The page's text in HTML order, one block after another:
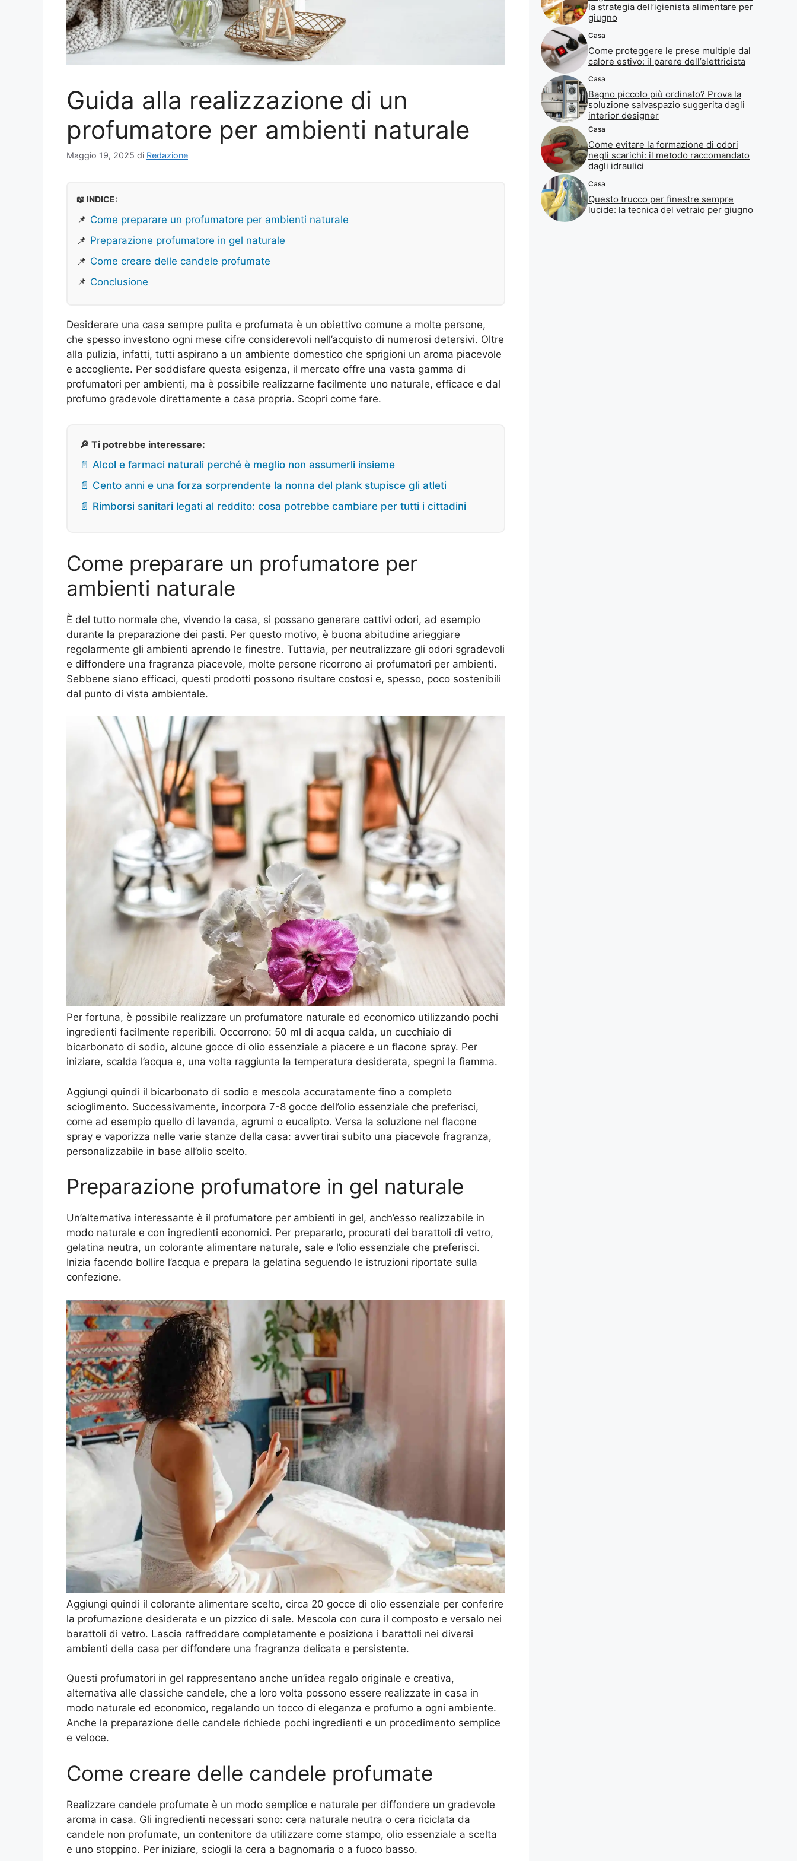
Guida alla realizzazione di un
profumatore per ambienti naturale
Maggio 19, 2025 di Redazione
📖 INDICE:
📌 Come preparare un profumatore per ambienti naturale
📌 Preparazione profumatore in gel naturale
📌 Come creare delle candele profumate
📌 Conclusione
Desiderare una casa sempre pulita e profumata è un obiettivo comune a molte persone,
che spesso investono ogni mese cifre considerevoli nell’acquisto di numerosi detersivi. Oltre
alla pulizia, infatti, tutti aspirano a un ambiente domestico che sprigioni un aroma piacevole
e accogliente. Per soddisfare questa esigenza, il mercato offre una vasta gamma di
profumatori per ambienti, ma è possibile realizzarne facilmente uno naturale, efficace e dal
profumo gradevole direttamente a casa propria. Scopri come fare.
🔎 Ti potrebbe interessare:
📄 Alcol e farmaci naturali perché è meglio non assumerli insieme
📄 Cento anni e una forza sorprendente la nonna del plank stupisce gli atleti
📄 Rimborsi sanitari legati al reddito: cosa potrebbe cambiare per tutti i cittadini
Come preparare un profumatore per
ambienti naturale
È del tutto normale che, vivendo la casa, si possano generare cattivi odori, ad esempio
durante la preparazione dei pasti. Per questo motivo, è buona abitudine arieggiare
regolarmente gli ambienti aprendo le finestre. Tuttavia, per neutralizzare gli odori sgradevoli
e diffondere una fragranza piacevole, molte persone ricorrono ai profumatori per ambienti.
Sebbene siano efficaci, questi prodotti possono risultare costosi e, spesso, poco sostenibili
dal punto di vista ambientale.
Per fortuna, è possibile realizzare un profumatore naturale ed economico utilizzando pochi
ingredienti facilmente reperibili. Occorrono: 50 ml di acqua calda, un cucchiaio di
bicarbonato di sodio, alcune gocce di olio essenziale a piacere e un flacone spray. Per
iniziare, scalda l’acqua e, una volta raggiunta la temperatura desiderata, spegni la fiamma.
Aggiungi quindi il bicarbonato di sodio e mescola accuratamente fino a completo
scioglimento. Successivamente, incorpora 7-8 gocce dell’olio essenziale che preferisci,
come ad esempio quello di lavanda, agrumi o eucalipto. Versa la soluzione nel flacone
spray e vaporizza nelle varie stanze della casa: avvertirai subito una piacevole fragranza,
personalizzabile in base all’olio scelto.
Preparazione profumatore in gel naturale
Un’alternativa interessante è il profumatore per ambienti in gel, anch’esso realizzabile in
modo naturale e con ingredienti economici. Per prepararlo, procurati dei barattoli di vetro,
gelatina neutra, un colorante alimentare naturale, sale e l’olio essenziale che preferisci.
Inizia facendo bollire l’acqua e prepara la gelatina seguendo le istruzioni riportate sulla
confezione.
Aggiungi quindi il colorante alimentare scelto, circa 20 gocce di olio essenziale per conferire
la profumazione desiderata e un pizzico di sale. Mescola con cura il composto e versalo nei
barattoli di vetro. Lascia raffreddare completamente e posiziona i barattoli nei diversi
ambienti della casa per diffondere una fragranza delicata e persistente.
Questi profumatori in gel rappresentano anche un’idea regalo originale e creativa,
alternativa alle classiche candele, che a loro volta possono essere realizzate in casa in
modo naturale ed economico, regalando un tocco di eleganza e profumo a ogni ambiente.
Anche la preparazione delle candele richiede pochi ingredienti e un procedimento semplice
e veloce.
Come creare delle candele profumate
Realizzare candele profumate è un modo semplice e naturale per diffondere un gradevole
aroma in casa. Gli ingredienti necessari sono: cera naturale neutra o cera riciclata da
candele non profumate, un contenitore da utilizzare come stampo, olio essenziale a scelta
e uno stoppino. Per iniziare, sciogli la cera a bagnomaria o a fuoco basso.
la strategia dell’igienista alimentare per
giugno
Casa
Come proteggere le prese multiple dal
calore estivo: il parere dell’elettricista
Casa
Bagno piccolo più ordinato? Prova la
soluzione salvaspazio suggerita dagli
interior designer
Casa
Come evitare la formazione di odori
negli scarichi: il metodo raccomandato
dagli idraulici
Casa
Questo trucco per finestre sempre
lucide: la tecnica del vetraio per giugno